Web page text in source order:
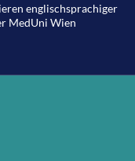
englischsprachiger
MedUni Wien